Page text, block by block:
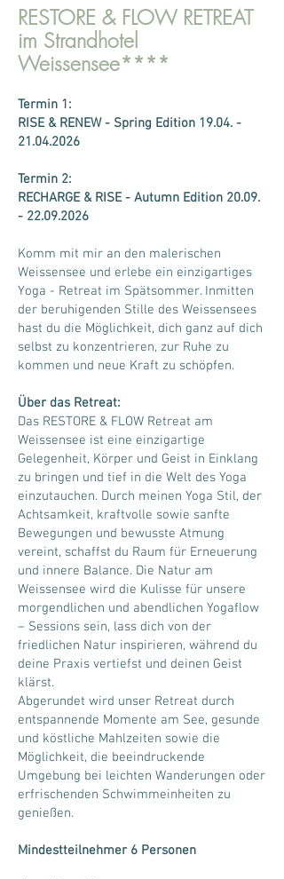
RESTORE & FLOW RETREAT
im Strandhotel
Weissensee****
Termin 1:
RISE & RENEW - Spring Edition 19.04. -
21.04.2026
Termin 2:
RECHARGE & RISE - Autumn Edition 20.09.
- 22.09.2026
Komm mit mir an den malerischen
Weissensee und erlebe ein einzigartiges
Yoga - Retreat im Spätsommer. Inmitten
der beruhigenden Stille des Weissensees
hast du die Möglichkeit, dich ganz auf dich
selbst zu konzentrieren, zur Ruhe zu
kommen und neue Kraft zu schöpfen.
Über das Retreat:
Das RESTORE & FLOW Retreat am
Weissensee ist eine einzigartige
Gelegenheit, Körper und Geist in Einklang
zu bringen und tief in die Welt des Yoga
einzutauchen. Durch meinen Yoga Stil, der
Achtsamkeit, kraftvolle sowie sanfte
Bewegungen und bewusste Atmung
vereint, schaffst du Raum für Erneuerung
und innere Balance. Die Natur am
Weissensee wird die Kulisse für unsere
morgendlichen und abendlichen Yogaflow
– Sessions sein, lass dich von der
friedlichen Natur inspirieren, während du
deine Praxis vertiefst und deinen Geist
klärst.
Abgerundet wird unser Retreat durch
entspannende Momente am See, gesunde
und köstliche Mahlzeiten sowie die
Möglichkeit, die beeindruckende
Umgebung bei leichten Wanderungen oder
erfrischenden Schwimmeinheiten zu
genießen.
Mindestteilnehmer 6 Personen